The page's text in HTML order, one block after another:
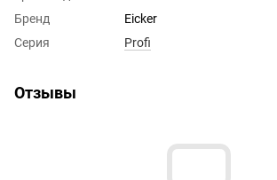
Бренд
Eicker
Серия
Profi
Отзывы